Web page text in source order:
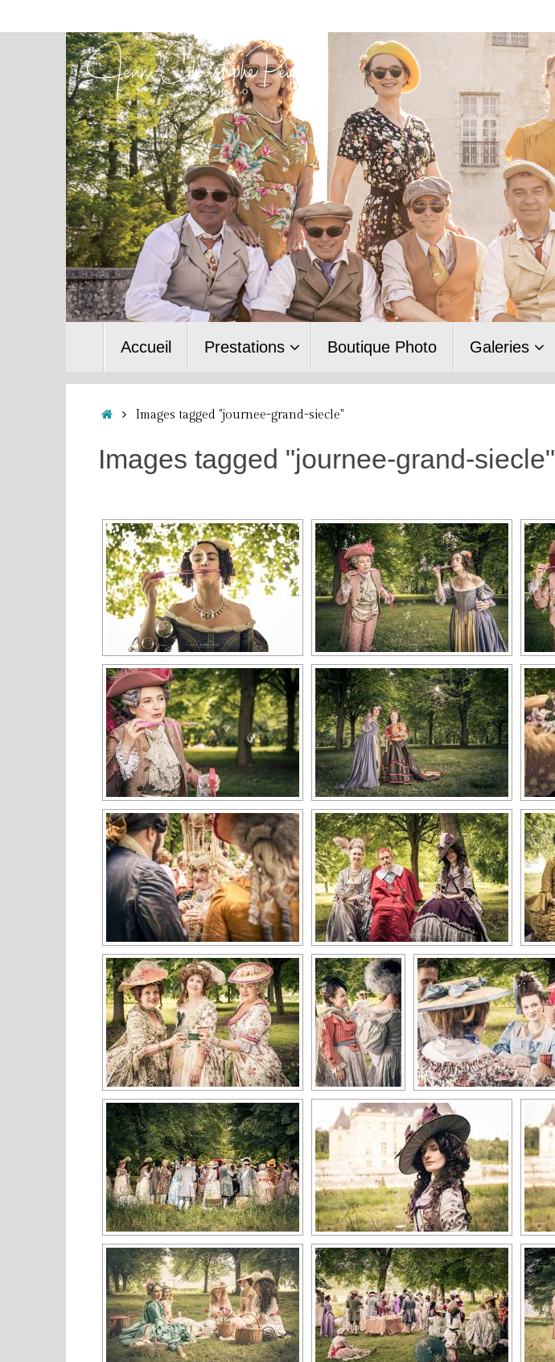
au
Accueil Prestations Boutique Photo Galeries
Accueil
Images tagged "journee-grand-siecle"
Images tagged "journee-grand-siecle"